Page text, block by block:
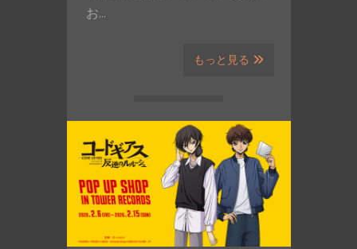
お…
もっと見る